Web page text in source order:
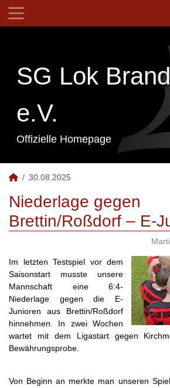
SG Lok
e.V.
Offizielle Homepage
30.08.2025
Niederlage gegen
Brettin/Roßdorf – E-
Im letzten Testspiel vor dem
Saisonstart musste unsere
Mannschaft eine 6:4-
Niederlage gegen die E-
Junioren aus Brettin/Roßdorf
hinnehmen. In zwei Wochen
wartet mit dem Ligastart gegen
Bewährungsprobe.
Von Beginn an merkte man unseren